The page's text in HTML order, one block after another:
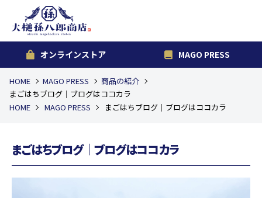
オンラインストア MAGO PRESS
HOME MAGO PRESS
商品の紹介
まごはちブログ｜ブログはココカラ
HOME
MAGO PRESS まごはちブログ｜ブログはココカラ
まごはちブログ｜ブログはココカラ